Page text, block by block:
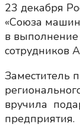
23 декабря
«Союза
в
сотрудников
Заместитель
вручила
предприятия.